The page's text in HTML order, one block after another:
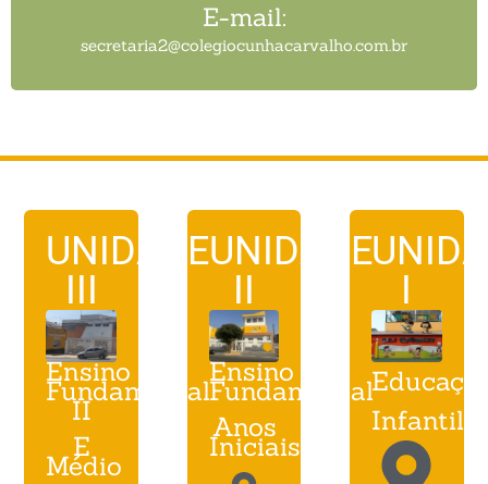
E-mail:
secretaria2@colegiocunhacarvalho.com.br
I
Infantil
UNIDADE
II
Ensino
Fundamental
Anos
Iniciais
UNIDADE
III
Ensino
Fundamental
II
E
Médio